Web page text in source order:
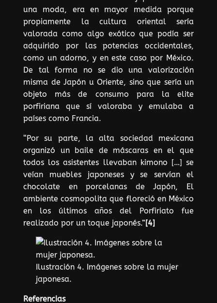
una moda, era en mayor medida porque
propiamente la cultura oriental sería
valorada como algo exótico que podía ser
adquirido por las potencias occidentales,
como un adorno, y en este caso por México.
De tal forma no se dio una valorización
misma de Japón u Oriente, sino que sería un
objeto más de consumo para la elite
porfiriana que sí valoraba y emulaba a
países como Francia.
“Por su parte, la alta sociedad mexicana
organizó un baile de máscaras en el que
todos los asistentes llevaban kimono […] se
veían muebles japoneses y se servían el
chocolate en porcelanas de Japón, El
ambiente cosmopolita que floreció en México
en los últimos años del Porfiriato fue
realizado por un toque japonés.”[4]
Ilustración 4. Imágenes sobre la mujer
japonesa.
Referencias